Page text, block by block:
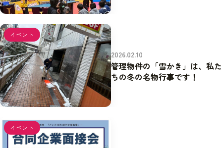
イベント
2026.02.10
管理物件の「雪かき」は、私た
ちの冬の名物行事です！
イベント